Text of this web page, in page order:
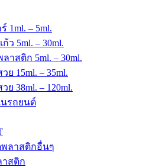
1ml. – 5ml.
ว 5ml. – 30ml.
าสติก 5ml. – 30ml.
ย 15ml. – 35ml.
ย 38ml. – 120ml.
รถยนต์
ลาสติกอื่นๆ
สติก